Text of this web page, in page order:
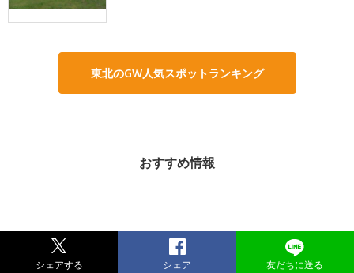
東北のGW人気スポットランキング
おすすめ情報
シェアする シェア 友だちに送る